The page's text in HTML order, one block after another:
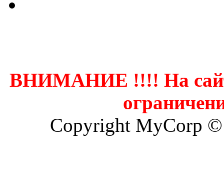
ВНИМАНИЕ !!!! На
Copyright MyCorp